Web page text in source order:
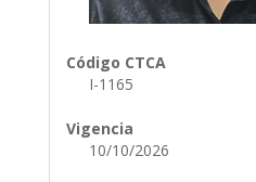
Código CTCA
I-1165
Vigencia
10/10/2026